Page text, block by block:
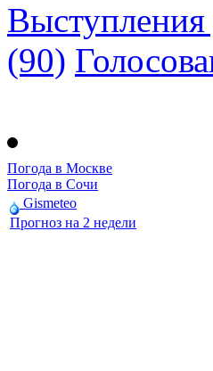
Выступления
(90)
Погода в Москве
Погода в Сочи
Gismeteo
Прогноз на 2 недели